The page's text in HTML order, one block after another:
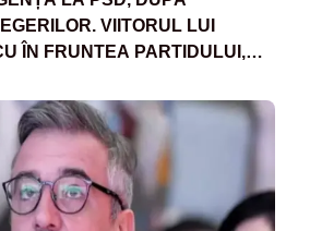
VIITORUL LUI
ÎN FRUNTEA PARTIDULUI,